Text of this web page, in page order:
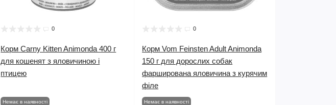
0
Корм Carny Kitten Animonda 400 г
для кошенят з яловичиною і
птицею
Немає в наявності
0
Корм Vom Feinsten Adult Animonda
150 г для дорослих собак
фарширована яловичина з курячим
філе
Немає в наявності